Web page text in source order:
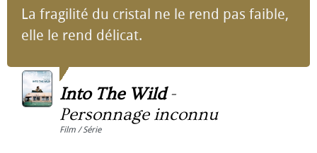
La fragilité du cristal ne le rend pas faible,
elle le rend délicat.
Into The Wild-
Personnage inconnu
Film / Série